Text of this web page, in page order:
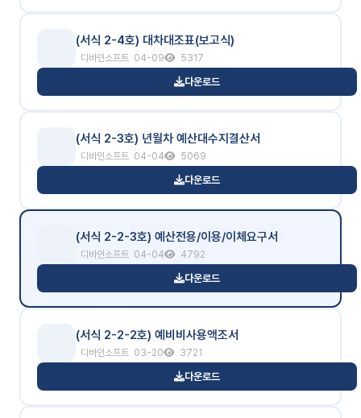
(서식 2-4호) 대차대조표(보고식)
디바인소프트 04-09 5317
다운로드
(서식 2-3호) 년월차 예산대수지결산서
디바인소프트 04-04 5069
다운로드
(서식 2-2-3호) 예산전용/이용/이체요구서
디바인소프트 04-04 4792
다운로드
(서식 2-2-2호) 예비비사용액조서
디바인소프트 03-20 3721
다운로드